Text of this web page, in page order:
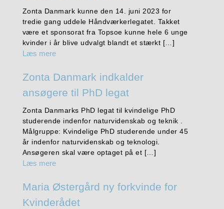
Zonta Danmark kunne den 14. juni 2023 for
tredie gang uddele Håndværkerlegatet. Takket
være et sponsorat fra Topsoe kunne hele 6 unge
kvinder i år blive udvalgt blandt et stærkt […]
Læs mere
Zonta Danmark indkalder
ansøgere til PhD legat
Zonta Danmarks PhD legat til kvindelige PhD
studerende indenfor naturvidenskab og teknik .
Målgruppe: Kvindelige PhD studerende under 45
år indenfor naturvidenskab og teknologi.
Ansøgeren skal være optaget på et […]
Læs mere
Maria Østergård ny forkvinde for
Kvinderådet